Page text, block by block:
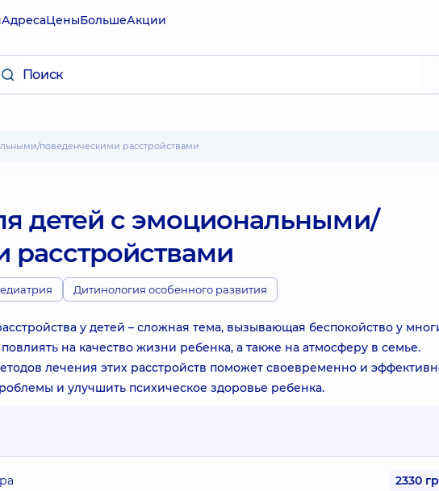
АдресаЦеныБольшеАкции
поведенческими расстройствами
детей с эмоциональными/
расстройствами
Дитинология особенного развития
у детей – сложная тема, вызывающая беспокойство у
на качество жизни ребенка, а также на атмосферу в семье.
лечения этих расстройств поможет своевременно и
и улучшить психическое здоровье ребенка.
2330